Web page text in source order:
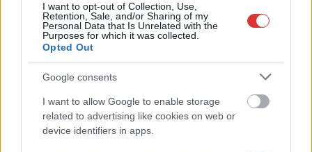
I want to opt-out of Collection, Use,
Retention, Sale, and/or Sharing of my
Personal Data that Is Unrelated with the
Purposes for which it was collected.
Opted Out
Google consents
I want to allow Google to enable storage
related to advertising like cookies on web or
device identifiers in apps.
JNSZ megyei hírek fidesz,Jász-Nagykun Szolnok megye,Jászság
képviselő,lejáratás,megszokott , ,
ukránok,vereség
Miért veszített a Fidesz? Bánki Erik a fiatalokat
is okolja
2026.04.26. Fazekas Adrián